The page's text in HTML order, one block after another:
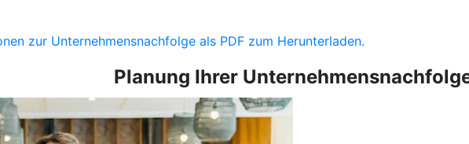
zur Unternehmensnachfolge als PDF zum Herunterladen.
Planung Ihrer